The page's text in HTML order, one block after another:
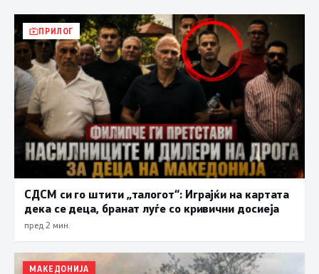
ПРИЛОГ
СДСМ си го штити „талогот“: Играјќи на картата
дека се деца, бранат луѓе со кривични досиеја
пред 2 мин.
МАКЕДОНИЈА